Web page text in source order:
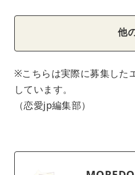
他
※こちらは実際に募集した
しています。
（恋愛jp編集部）